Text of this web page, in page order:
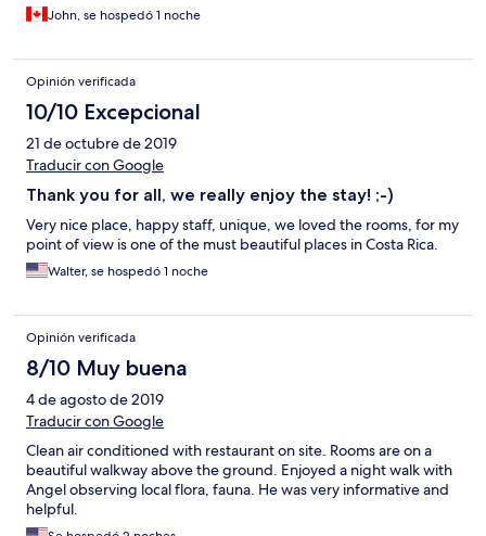
John, se hospedó 1 noche
Opinión verificada
10/10 Excepcional
21 de octubre de 2019
Traducir con Google
Thank you for all, we really enjoy the stay! ;-)
Very nice place, happy staff, unique, we loved the rooms, for my
point of view is one of the must beautiful places in Costa Rica.
Walter, se hospedó 1 noche
Opinión verificada
8/10 Muy buena
4 de agosto de 2019
Traducir con Google
Clean air conditioned with restaurant on site. Rooms are on a
beautiful walkway above the ground. Enjoyed a night walk with
Angel observing local flora, fauna. He was very informative and
helpful.